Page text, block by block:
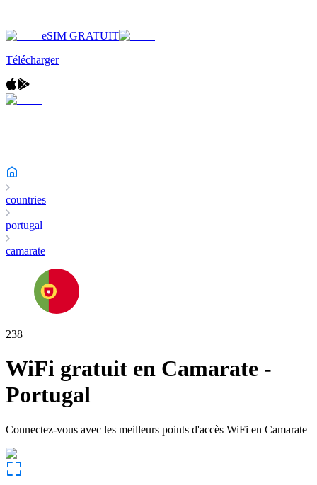
eSIM GRATUIT
Télécharger
countries
portugal
camarate
238
WiFi gratuit en Camarate -
Portugal
Connectez-vous avec les meilleurs points d'accès WiFi en Camarate